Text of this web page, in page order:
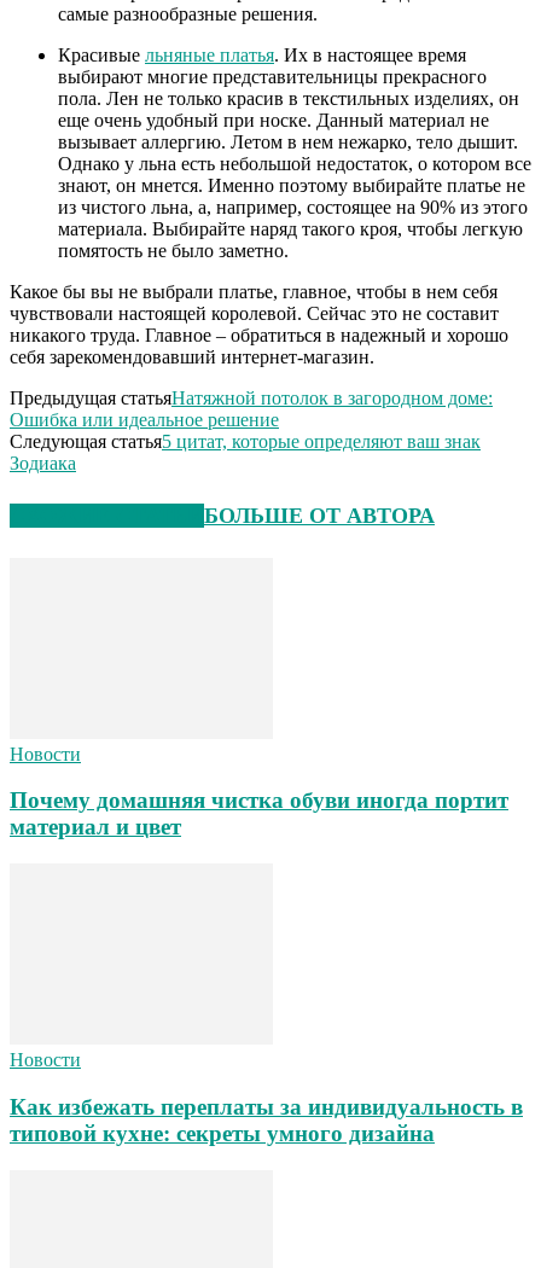
самые разнообразные решения.
Красивые льняные платья. Их в настоящее время
выбирают многие представительницы прекрасного
пола. Лен не только красив в текстильных изделиях, он
еще очень удобный при носке. Данный материал не
вызывает аллергию. Летом в нем нежарко, тело дышит.
Однако у льна есть небольшой недостаток, о котором все
знают, он мнется. Именно поэтому выбирайте платье не
из чистого льна, а, например, состоящее на 90% из этого
материала. Выбирайте наряд такого кроя, чтобы легкую
помятость не было заметно.
Какое бы вы не выбрали платье, главное, чтобы в нем себя
чувствовали настоящей королевой. Сейчас это не составит
никакого труда. Главное – обратиться в надежный и хорошо
себя зарекомендовавший интернет-магазин.
Предыдущая статьяНатяжной потолок в загородном доме:
Ошибка или идеальное решение
Следующая статья5 цитат, которые определяют ваш знак
Зодиака
БОЛЬШЕ ОТ АВТОРА
Новости
Почему домашняя чистка обуви иногда портит
материал и цвет
Новости
Как избежать переплаты за индивидуальность в
типовой кухне: секреты умного дизайна